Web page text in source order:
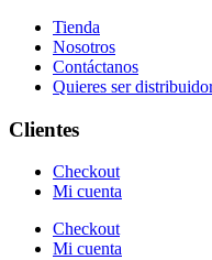
Tienda
Nosotros
Contáctanos
Quieres ser
Clientes
Checkout
Mi cuenta
Checkout
Mi cuenta